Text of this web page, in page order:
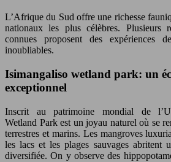
L’Afrique du Sud offre une richesse
nationaux les plus célèbres. Plusieurs
connues proposent des expériences
inoubliables.
Isimangaliso wetland park: un
exceptionnel
Inscrit au patrimoine mondial de
Wetland Park est un joyau naturel où se
terrestres et marins. Les mangroves
les lacs et les plages sauvages abritent
diversifiée. On y observe des